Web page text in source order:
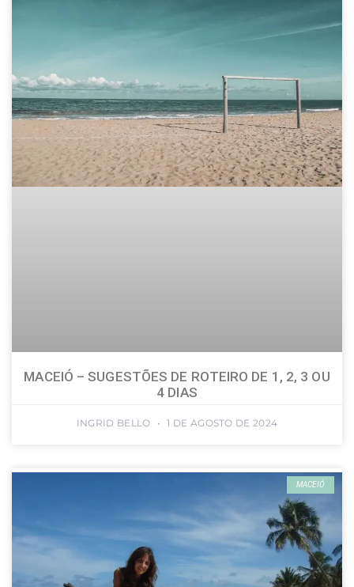
MACEIÓ – SUGESTÕES DE ROTEIRO DE 1, 2, 3 OU
4 DIAS
INGRID BELLO 1 DE AGOSTO DE 2024
MACEIÓ